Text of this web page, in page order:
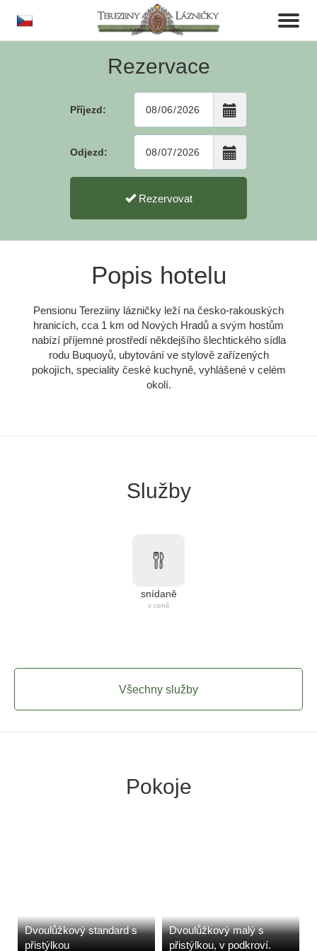
Toggle
Rezervace
Příjezd:
Odjezd:
Rezervovat
Popis hotelu
Pensionu Tereziiny lázničky leží na česko-rakouských
hranicích, cca 1 km od Nových Hradů a svým hostům
nabízí příjemné prostředí někdejšího šlechtického sídla
rodu Buquoyů, ubytování ve stylově zařízených
pokojích, speciality české kuchyně, vyhlášené v celém
okolí.
Služby
snídaně
v ceně
Všechny služby
Pokoje
Dvoulůžkový standard s
přistýlkou
Dvoulůžkový malý s
přistýlkou, v podkroví.